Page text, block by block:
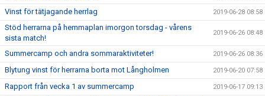
Vinst för tätjagande herrlag 2019-06-28 08:58
Stöd herrarna på hemmaplan imorgon torsdag - vårens
sista match!
2019-06-26 08:48
Summercamp och andra sommaraktiviteter! 2019-06-26 08:36
Blytung vinst för herrarna borta mot Långholmen 2019-06-20 07:58
Rapport från vecka 1 av summercamp 2019-06-17 09:13